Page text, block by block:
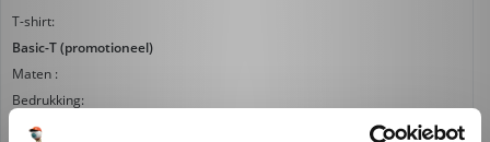
T-shirt:
Basic-T (promotioneel)
Maten :
Bedrukking:
Voorkant klein